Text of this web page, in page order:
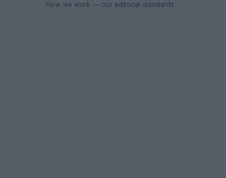
How we work — our editorial standards